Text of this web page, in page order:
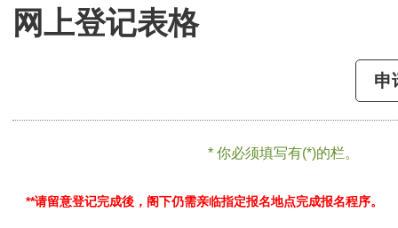
网上登记表格
申
* 你必须填写有(*)的栏。
**请留意登记完成後，阁下仍需亲临指定报名地点完成报名程序。